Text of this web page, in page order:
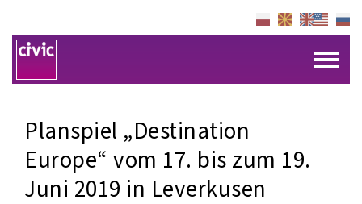
Planspiel „Destination
Europe“ vom 17. bis zum 19.
Juni 2019 in Leverkusen